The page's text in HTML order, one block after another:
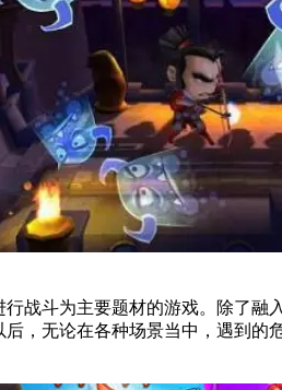
战斗为主要题材的游戏。除了
险都能及时的解决。 手机扫码下载233乐园APP预